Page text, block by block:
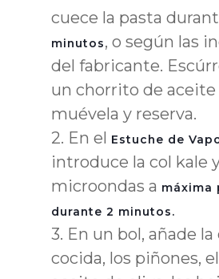
cuece la pasta
minutos, o según las
del fabricante.
un chorrito de aceite
muévela y reserva.
2. En el Estuche de
introduce la col kale
microondas a máxima
durante 2 minutos.
3. En un bol, añade la
cocida, los piñones,